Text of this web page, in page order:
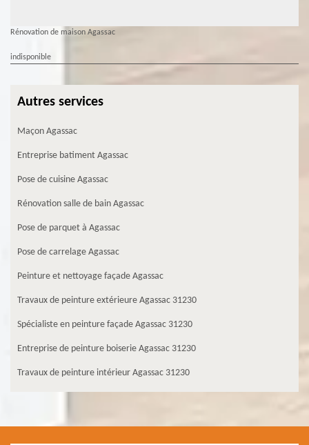
Rénovation de maison Agassac
indisponible
Autres services
Maçon Agassac
Entreprise batiment Agassac
Pose de cuisine Agassac
Rénovation salle de bain Agassac
Pose de parquet à Agassac
Pose de carrelage Agassac
Peinture et nettoyage façade Agassac
Travaux de peinture extérieure Agassac 31230
Spécialiste en peinture façade Agassac 31230
Entreprise de peinture boiserie Agassac 31230
Travaux de peinture intérieur Agassac 31230